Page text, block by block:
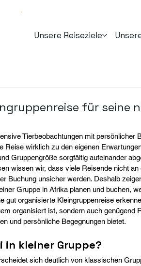
Unsere Reiseziele
für seine
Tierbeobachtungen mit persönlicher
Reise wirklich zu den eigenen
Gruppengröße sorgfältig aufeinander
wissen wir, dass viele Reisende nicht
Buchung unsicher werden. Deshalb
Gruppe in Afrika planen und buchen,
gut organisierte Kleingruppenreise
organisiert ist, sondern auch genügend
und persönliche Begegnungen bietet.
in kleiner Gruppe?
sich deutlich von klassischen